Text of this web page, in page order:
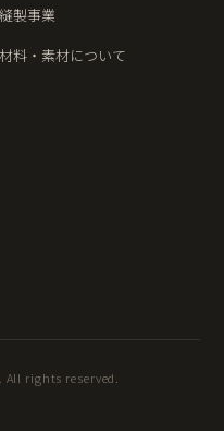
縫製事業
材料・素材について
All rights reserved.